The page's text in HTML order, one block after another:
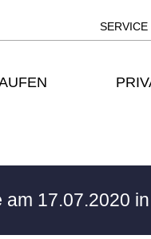
SERVICE
am 17.07.2020